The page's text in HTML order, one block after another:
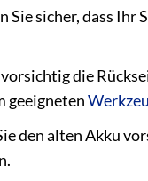
Sie sicher, dass Ihr
die
geeigneten
den alten Akku